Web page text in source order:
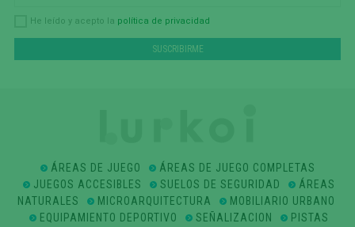
He leído y acepto la política de privacidad
ÁREAS DE JUEGO
ÁREAS DE JUEGO COMPLETAS
JUEGOS ACCESIBLES
SUELOS DE SEGURIDAD
ÁREAS
NATURALES
MICROARQUITECTURA
MOBILIARIO URBANO
EQUIPAMIENTO DEPORTIVO
SEÑALIZACION
PISTAS